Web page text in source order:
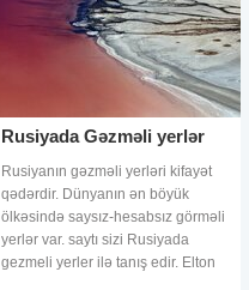
Rusiyada Gəzməli yerlər
Rusiyanın gəzməli yerləri kifayət
qədərdir. Dünyanın ən böyük
ölkəsində saysız-hesabsız görməli
yerlər var. saytı sizi Rusiyada
gezmeli yerler ilə tanış edir. Elton